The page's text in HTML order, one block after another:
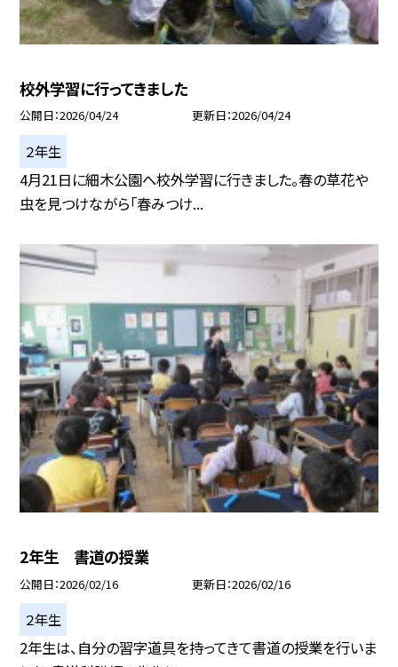
校外学習に行ってきました
公開日 2026/04/24 更新日 2026/04/24
２年生
4月21日に細木公園へ校外学習に行きました。春の草花や
虫を見つけながら「春みつけ...
2年生 書道の授業
公開日 2026/02/16 更新日 2026/02/16
２年生
2年生は、自分の習字道具を持ってきて書道の授業を行いま